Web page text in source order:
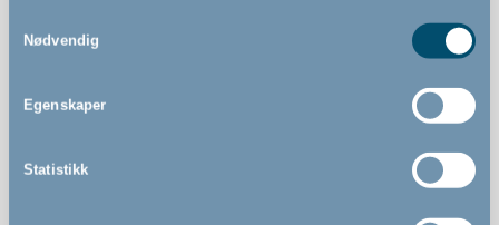
Nødvendig
Egenskaper
Statistikk